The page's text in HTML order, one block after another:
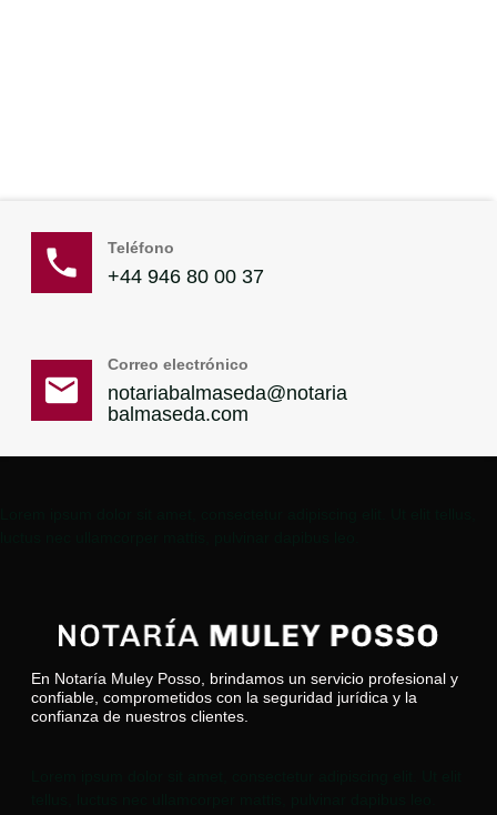
Teléfono
+44 946 80 00 37
Correo electrónico
notariabalmaseda@notaria
balmaseda.com
En Notaría Muley Posso, brindamos un servicio profesional y
confiable, comprometidos con la seguridad jurídica y la
confianza de nuestros clientes.